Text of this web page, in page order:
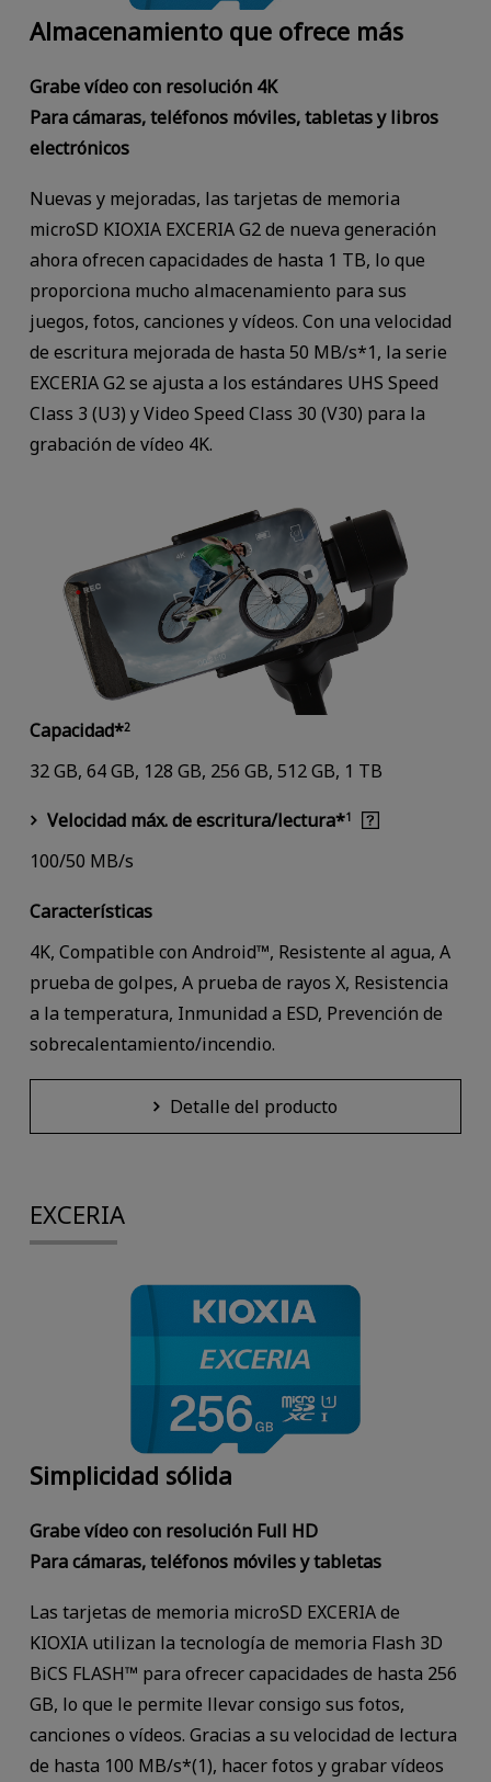
Almacenamiento que ofrece más
Grabe vídeo con resolución 4K
Para cámaras, teléfonos móviles, tabletas y libros
electrónicos
Nuevas y mejoradas, las tarjetas de memoria
microSD KIOXIA EXCERIA G2 de nueva generación
ahora ofrecen capacidades de hasta 1 TB, lo que
proporciona mucho almacenamiento para sus
juegos, fotos, canciones y vídeos. Con una velocidad
de escritura mejorada de hasta 50 MB/s*1, la serie
EXCERIA G2 se ajusta a los estándares UHS Speed
Class 3 (U3) y Video Speed Class 30 (V30) para la
grabación de vídeo 4K.
Capacidad*2
32 GB, 64 GB, 128 GB, 256 GB, 512 GB, 1 TB
Velocidad máx. de escritura/lectura*1
100/50 MB/s
Características
4K, Compatible con Android™, Resistente al agua, A
prueba de golpes, A prueba de rayos X, Resistencia
a la temperatura, Inmunidad a ESD, Prevención de
sobrecalentamiento/incendio.
Detalle del producto
EXCERIA
Simplicidad sólida
Grabe vídeo con resolución Full HD
Para cámaras, teléfonos móviles y tabletas
Las tarjetas de memoria microSD EXCERIA de
KIOXIA utilizan la tecnología de memoria Flash 3D
BiCS FLASH™ para ofrecer capacidades de hasta 256
GB, lo que le permite llevar consigo sus fotos,
canciones o vídeos. Gracias a su velocidad de lectura
de hasta 100 MB/s*(1), hacer fotos y grabar vídeos